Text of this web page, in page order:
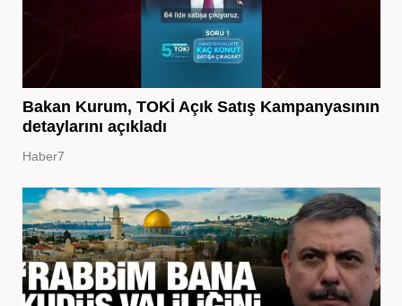
Bakan Kurum, TOKİ Açık Satış Kampanyasının
detaylarını açıkladı
Haber7